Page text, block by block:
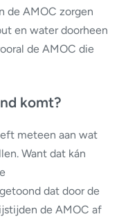
de AMOC zorgen
en water doorheen
de AMOC die
komt?
meteen aan wat
Want dat kán
dat door de
de AMOC af